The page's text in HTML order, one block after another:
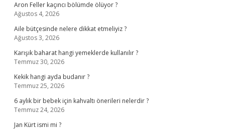
Aron Feller kaçıncı bölümde ölüyor ?
Ağustos 4, 2026
Aile bütçesinde nelere dikkat etmeliyiz ?
Ağustos 3, 2026
Karışık baharat hangi yemeklerde kullanılır ?
Temmuz 30, 2026
Kekik hangi ayda budanır ?
Temmuz 25, 2026
6 aylık bir bebek için kahvaltı önerileri nelerdir ?
Temmuz 24, 2026
Jan Kürt ismi mi ?